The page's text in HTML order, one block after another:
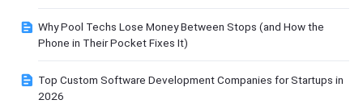
Why Pool Techs Lose Money Between Stops (and How the
Phone in Their Pocket Fixes It)
Top Custom Software Development Companies for Startups in
2026